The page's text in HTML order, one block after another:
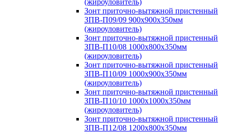
(жироуловитель)
Зонт приточно-вытяжной пристенный
ЗПВ-П09/09 900х900х350мм
(жироуловитель)
Зонт приточно-вытяжной пристенный
ЗПВ-П10/08 1000х800х350мм
(жироуловитель)
Зонт приточно-вытяжной пристенный
ЗПВ-П10/09 1000х900х350мм
(жироуловитель)
Зонт приточно-вытяжной пристенный
ЗПВ-П10/10 1000х1000х350мм
(жироуловитель)
Зонт приточно-вытяжной пристенный
ЗПВ-П12/08 1200х800х350мм